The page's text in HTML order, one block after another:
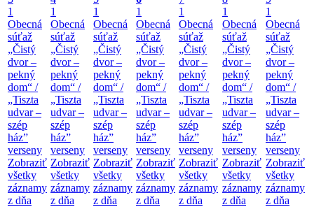
1
Obecná
súťaž
„Čistý
dvor –
pekný
dom“ /
„Tiszta
udvar –
szép
ház”
verseny
Zobraziť
všetky
záznamy
z dňa
1
Obecná
súťaž
„Čistý
dvor –
pekný
dom“ /
„Tiszta
udvar –
szép
ház”
verseny
Zobraziť
všetky
záznamy
z dňa
1
Obecná
súťaž
„Čistý
dvor –
pekný
dom“ /
„Tiszta
udvar –
szép
ház”
verseny
Zobraziť
všetky
záznamy
z dňa
1
Obecná
súťaž
„Čistý
dvor –
pekný
dom“ /
„Tiszta
udvar –
szép
ház”
verseny
Zobraziť
všetky
záznamy
z dňa
1
Obecná
súťaž
„Čistý
dvor –
pekný
dom“ /
„Tiszta
udvar –
szép
ház”
verseny
Zobraziť
všetky
záznamy
z dňa
1
Obecná
súťaž
„Čistý
dvor –
pekný
dom“ /
„Tiszta
udvar –
szép
ház”
verseny
Zobraziť
všetky
záznamy
z dňa
1
Obecná
súťaž
„Čistý
dvor –
pekný
dom“ /
„Tiszta
udvar –
szép
ház”
verseny
Zobraziť
všetky
záznamy
z dňa